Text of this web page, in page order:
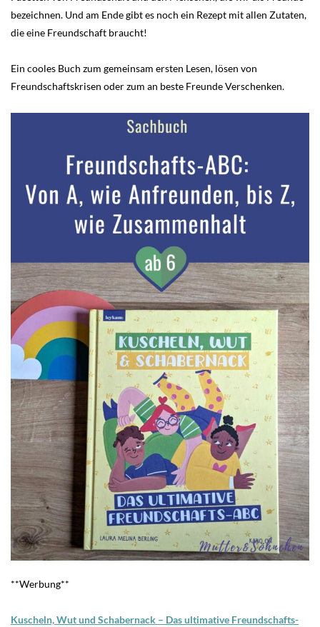
bezeichnen. Und am Ende gibt es noch ein Rezept mit allen Zutaten,
die eine Freundschaft braucht!
Ein cooles Buch zum gemeinsam ersten Lesen, lösen von
Freundschaftskrisen oder zum an beste Freunde Verschenken.
**Werbung**
Kuscheln, Wut und Schabernack – Das ultimative Freundschafts-